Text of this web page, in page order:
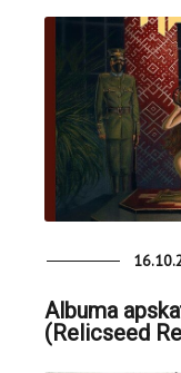
Albuma
(Relicseed